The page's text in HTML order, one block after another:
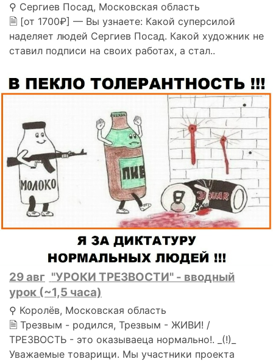
⚲ Сергиев Посад, Московская область
🗎 [от 1700₽] — Вы узнаете: Какой суперсилой
наделяет людей Сергиев Посад. Какой художник не
ставил подписи на своих работах, а стал..
29 авг "УРОКИ ТРЕЗВОСТИ" - вводный
урок (~1,5 часа)
⚲ Королёв, Московская область
🗎 Трезвым - родился, Трезвым - ЖИВИ! /
ТРЕЗВОСТЬ - это оказываеца нормально!. _(!)_
Уважаемые товарищи. Мы участники проекта